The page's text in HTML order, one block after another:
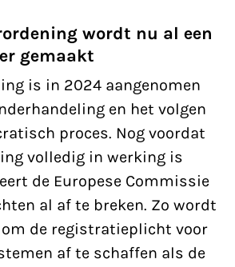
wordt nu al een
gemaakt
is in 2024 aangenomen
en het volgen
proces. Nog voordat
volledig in werking is
de Europese Commissie
al af te breken. Zo wordt
de registratieplicht voor
af te schaffen als de